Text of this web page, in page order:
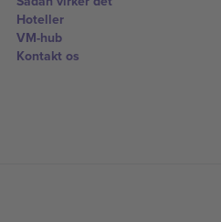
Hoteller
VM-hub
Kontakt os